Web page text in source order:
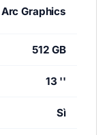
Graphics
512 GB
13 ''
Sì